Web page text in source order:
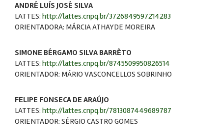
ANDRÉ LUÍS JOSÉ SILVA
LATTES: http://lattes.cnpq.br/3726849597214283
ORIENTADORA: MÁRCIA ATHAYDE MOREIRA
SIMONE BÉRGAMO SILVA BARRÊTO
LATTES: http://lattes.cnpq.br/8745509950826514
ORIENTADOR: MÁRIO VASCONCELLOS SOBRINHO
FELIPE FONSECA DE ARAÚJO
LATTES: http://lattes.cnpq.br/7813087449689787
ORIENTADOR: SÉRGIO CASTRO GOMES